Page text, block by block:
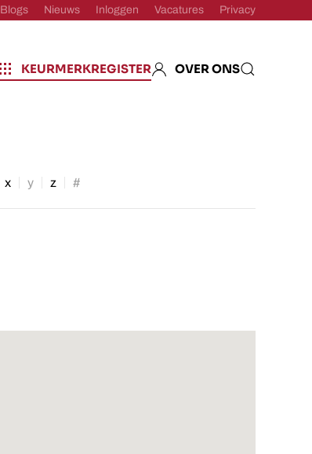
Blogs Nieuws Inloggen Vacatures Privacy
KEURMERKREGISTER OVER ONS
x y z #